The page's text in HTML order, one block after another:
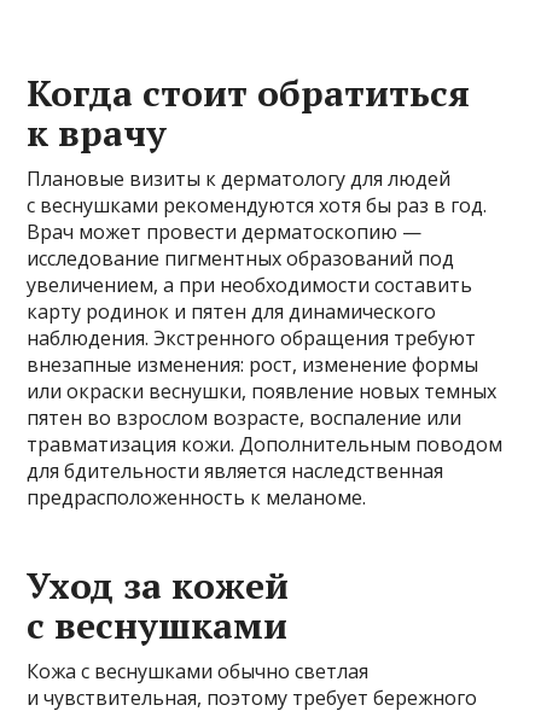
Когда стоит обратиться
к врачу
Плановые визиты к дерматологу для людей
с веснушками рекомендуются хотя бы раз в год.
Врач может провести дерматоскопию —
исследование пигментных образований под
увеличением, а при необходимости составить
карту родинок и пятен для динамического
наблюдения. Экстренного обращения требуют
внезапные изменения: рост, изменение формы
или окраски веснушки, появление новых темных
пятен во взрослом возрасте, воспаление или
травматизация кожи. Дополнительным поводом
для бдительности является наследственная
предрасположенность к меланоме.
Уход за кожей
с веснушками
Кожа с веснушками обычно светлая
и чувствительная, поэтому требует бережного